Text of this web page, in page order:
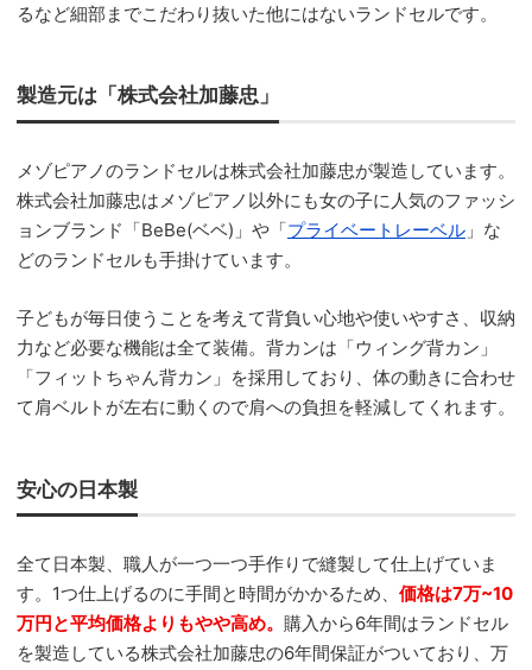
るなど細部までこだわり抜いた他にはないランドセルです。
製造元は「株式会社加藤忠」
メゾピアノのランドセルは株式会社加藤忠が製造しています。
株式会社加藤忠はメゾピアノ以外にも女の子に人気のファッシ
ョンブランド「BeBe(ベベ)」や「プライベートレーベル」な
どのランドセルも手掛けています。
子どもが毎日使うことを考えて背負い心地や使いやすさ、収納
力など必要な機能は全て装備。背カンは「ウィング背カン」
「フィットちゃん背カン」を採用しており、体の動きに合わせ
て肩ベルトが左右に動くので肩への負担を軽減してくれます。
安心の日本製
全て日本製、職人が一つ一つ手作りで縫製して仕上げていま
す。1つ仕上げるのに手間と時間がかかるため、 価格は7万~10
万円と平均価格よりもやや高め。 購入から6年間はランドセル
を製造している株式会社加藤忠の6年間保証がついており、万